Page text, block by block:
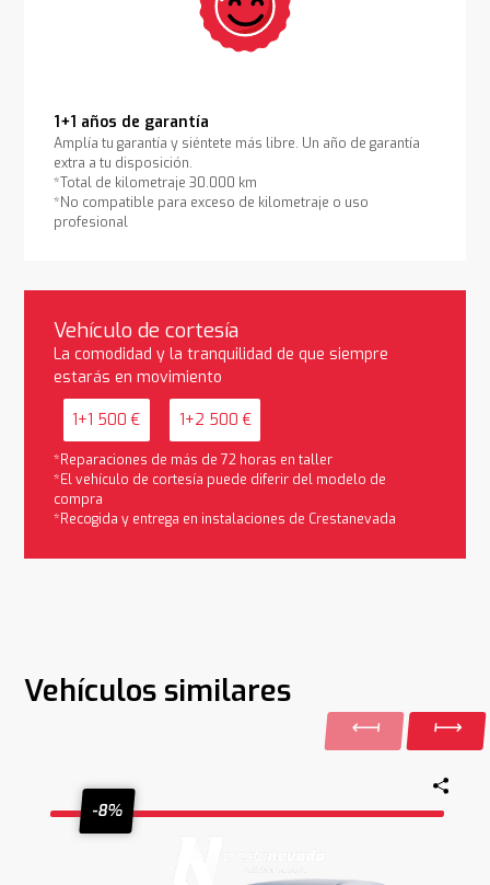
1+1 años de garantía
Amplía tu garantía y siéntete más libre. Un año de garantía
extra a tu disposición.
*Total de kilometraje 30.000 km
*No compatible para exceso de kilometraje o uso
profesional
Vehículo de cortesía
La comodidad y la tranquilidad de que siempre
estarás en movimiento
1+1 500 € 1+2 500 €
*Reparaciones de más de 72 horas en taller
*El vehículo de cortesía puede diferir del modelo de
compra
*Recogida y entrega en instalaciones de Crestanevada
Vehículos similares
-8%